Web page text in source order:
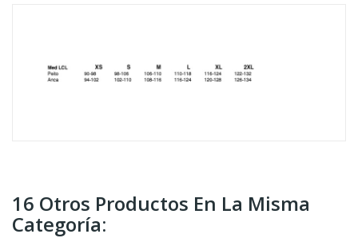
16 Otros Productos En La Misma
Categoría: